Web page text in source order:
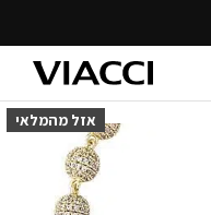
אזל מהמלאי